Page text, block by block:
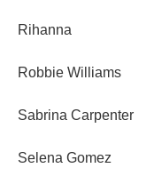
Rihanna
Robbie Williams
Sabrina Carpenter
Selena Gomez